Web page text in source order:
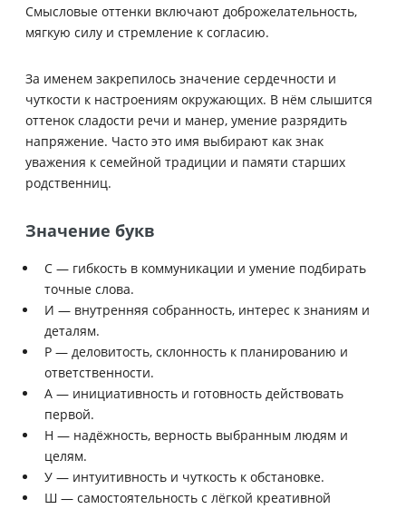
Смысловые оттенки включают доброжелательность,
мягкую силу и стремление к согласию.
За именем закрепилось значение сердечности и
чуткости к настроениям окружающих. В нём слышится
оттенок сладости речи и манер, умение разрядить
напряжение. Часто это имя выбирают как знак
уважения к семейной традиции и памяти старших
родственниц.
Значение букв
С — гибкость в коммуникации и умение подбирать
точные слова.
И — внутренняя собранность, интерес к знаниям и
деталям.
Р — деловитость, склонность к планированию и
ответственности.
А — инициативность и готовность действовать
первой.
Н — надёжность, верность выбранным людям и
целям.
У — интуитивность и чуткость к обстановке.
Ш — самостоятельность с лёгкой креативной